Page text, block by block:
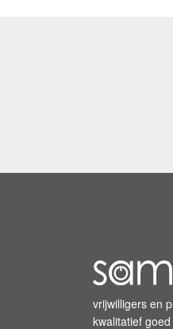
vrijwilligers en
kwalitatief